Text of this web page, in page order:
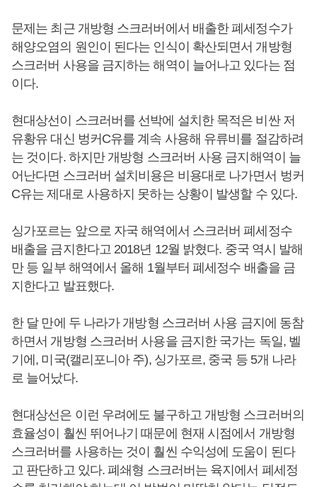
문제는 최근 개방형 스크러버에서 배출한 폐세정수가
해양오염의 원인이 된다는 인식이 확산되면서 개방형
스크러버 사용을 금지하는 해역이 늘어나고 있다는 점
이다.
현대상선이 스크러버를 선박에 설치한 목적은 비싼 저
유황유 대신 벙커C유를 계속 사용해 유류비를 절감하려
는 것이다. 하지만 개방형 스크러버 사용 금지해역이 늘
어난다면 스크러버 설치비용은 비용대로 나가면서 벙커
C유는 제대로 사용하지 못하는 상황이 발생할 수 있다.
싱가포르는 앞으로 자국 해역에서 스크러버 폐세정수
배출을 금지한다고 2018년 12월 밝혔다. 중국 역시 발해
만 등 일부 해역에서 올해 1월부터 폐세정수 배출을 금
지한다고 발표했다.
한 달 만에 두 나라가 개방형 스크러버 사용 금지에 동참
하면서 개방형 스크러버 사용을 금지한 국가는 독일, 벨
기에, 미국(캘리포니아 주), 싱가포르, 중국 등 5개 나라
로 늘어났다.
현대상선은 이런 우려에도 불구하고 개방형 스크러버의
효율성이 훨씬 뛰어나기 때문에 현재 시점에서 개방형
스크러버를 사용하는 것이 훨씬 수익성에 도움이 된다
고 판단하고 있다. 폐쇄형 스크러버는 육지에서 폐세정